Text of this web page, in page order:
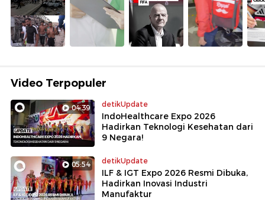
Video Terpopuler
04:39 detikUpdate
IndoHealthcare Expo 2026
Hadirkan Teknologi Kesehatan dari
9 Negara!
05:54 detikUpdate
ILF & IGT Expo 2026 Resmi Dibuka,
Hadirkan Inovasi Industri
Manufaktur